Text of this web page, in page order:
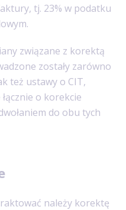
tj. 23% w podatku
związane z korektą
zostały zarówno
też ustawy o CIT,
o korekcie
do obu tych
należy korektę